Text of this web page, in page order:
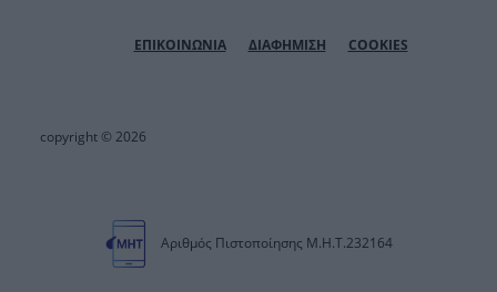
ΕΠΙΚΟΙΝΩΝΙΑ ΔΙΑΦΗΜΙΣΗ COOKIES
copyright © 2026
Αριθμός Πιστοποίησης Μ.Η.Τ.232164